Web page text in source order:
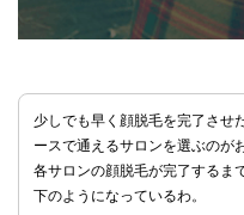
少しでも早く顔脱毛を完了させ
ースで通えるサロンを選ぶのが
各サロンの顔脱毛が完了するま
下のようになっているわ。